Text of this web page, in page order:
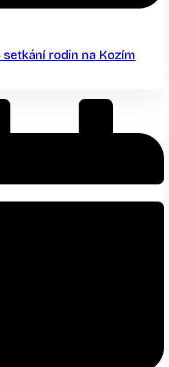
setkání rodin na Kozím